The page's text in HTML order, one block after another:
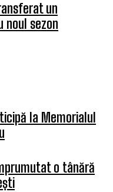
un
noul sezon
la Memorialul
o tânără